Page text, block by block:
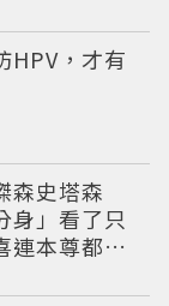
HPV，才有
森史塔森
身」看了只
本尊都吐